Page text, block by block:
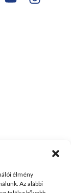
élmény
Az alábbi